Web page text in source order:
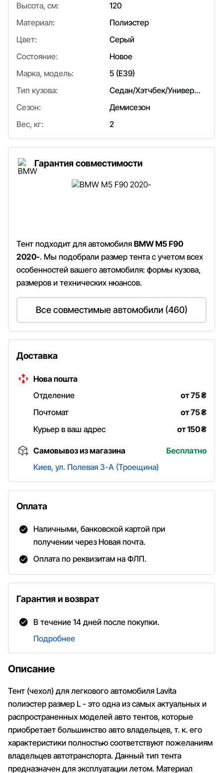
Описание
Тент (чехол) для легкового автомобиля Lavita
полиэстер размер L - это одна из самых актуальных и
распространенных моделей авто тентов, которые
приобретает большинство авто владельцев, т. к. его
характеристики полностью соответствуют пожеланиям
владельцев автотранспорта. Данный тип тента
предназначен для эксплуатации летом. Материал
Высота, см:
120
Материал:
Полиэстер
Цвет:
Серый
Состояние:
Новое
Марка, модель:
5 (E39)
Тип кузова:
Седан/Хэтчбек/Универсал
Сезон:
Демисезон
Вес, кг:
2
Гарантия совместимости
Тент подходит для автомобиля BMW M5 F90
2020-. Мы подобрали размер тента с учетом всех
особенностей вашего автомобиля: формы кузова,
размеров и технических нюансов.
Все совместимые автомобили (460)
Доставка
Нова пошта
Отделение
от 75₴
Почтомат
от 75₴
Курьер в ваш адрес
от 150₴
Самовывоз из магазина
Бесплатно
Киев, ул. Полевая 3-А (Троещина)
Оплата
Наличными, банковской картой при
получении через Новая почта.
Оплата по реквизитам на ФЛП.
Гарантия и возврат
В течение 14 дней после покупки.
Подробнее